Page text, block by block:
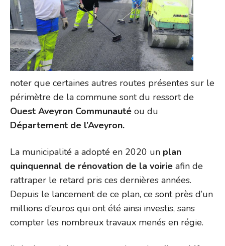
noter que certaines autres routes présentes sur le
périmètre de la commune sont du ressort de
Ouest Aveyron Communauté ou du
Département de l’Aveyron.
La municipalité a adopté en 2020 un plan
quinquennal de rénovation de la voirie afin de
rattraper le retard pris ces dernières années.
Depuis le lancement de ce plan, ce sont près d’un
millions d’euros qui ont été ainsi investis, sans
compter les nombreux travaux menés en régie.